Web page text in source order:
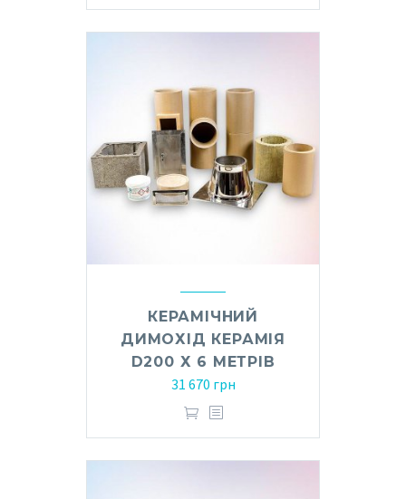
КЕРАМІЧНИЙ
ДИМОХІД КЕРАМІЯ
D200 Х 6 МЕТРІВ
31 670 грн